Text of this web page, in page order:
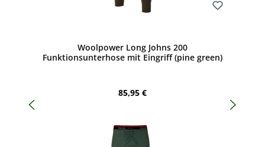
Woolpower Long Johns 200
Funktionsunterhose mit Eingriff (pine green)
Regulärer Preis:
85,95 €